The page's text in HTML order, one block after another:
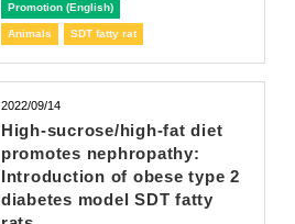
Promotion (English)
Animals SDT fatty rat
2022/09/14
High-sucrose/high-fat diet
promotes nephropathy:
Introduction of obese type 2
diabetes model SDT fatty